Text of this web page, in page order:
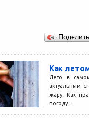
Как
Лето в
актуальным
жару. Как
погоду...